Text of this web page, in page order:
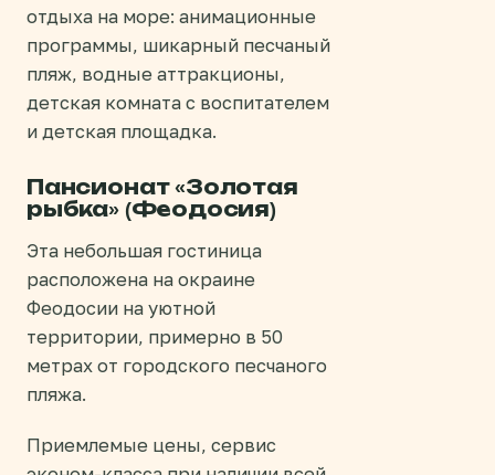
отдыха на море: анимационные
программы, шикарный песчаный
пляж, водные аттракционы,
детская комната с воспитателем
и детская площадка.
Пансионат «Золотая
рыбка» (Феодосия)
Эта небольшая гостиница
расположена на окраине
Феодосии на уютной
территории, примерно в 50
метрах от городского песчаного
пляжа.
Приемлемые цены, сервис